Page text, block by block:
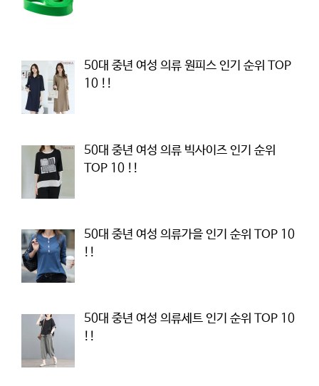
50대 중년 여성 의류 원피스 인기 순위 TOP
10 !!
50대 중년 여성 의류 빅사이즈 인기 순위
TOP 10 !!
50대 중년 여성 의류가을 인기 순위 TOP 10
!!
50대 중년 여성 의류세트 인기 순위 TOP 10
!!